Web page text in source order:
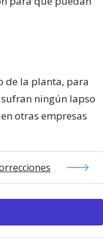
de la planta, para
ningún lapso
otras empresas